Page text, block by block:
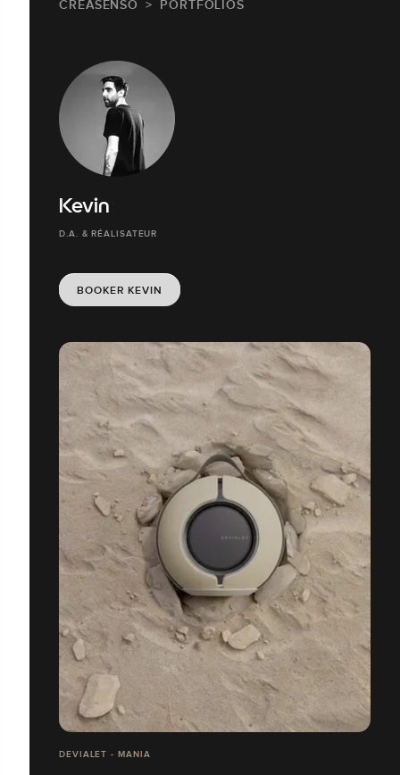
CREASENSO PORTFOLIOS
Kevin
D.A. & RÉALISATEUR
BOOKER KEVIN
DEVIALET - MANIA